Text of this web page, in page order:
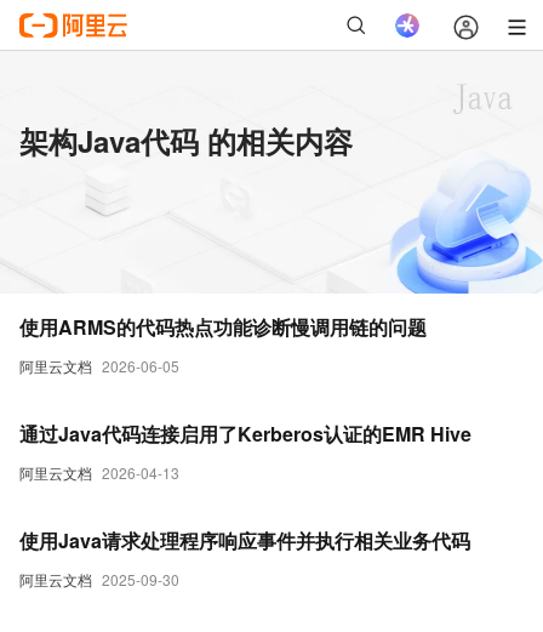
架构Java代码 的相关内容
阿里云文档 2026-06-05
使用ARMS的代码热点功能诊断慢调用链的问题
阿里云文档 2026-04-13
通过Java代码连接启用了Kerberos认证的EMR Hive
阿里云文档 2025-09-30
使用Java请求处理程序响应事件并执行相关业务代码